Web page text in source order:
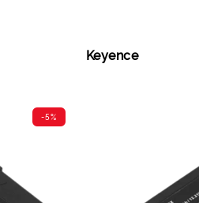
Keyence
-5%